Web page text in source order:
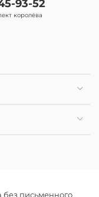
93-52
королёва
без письменного